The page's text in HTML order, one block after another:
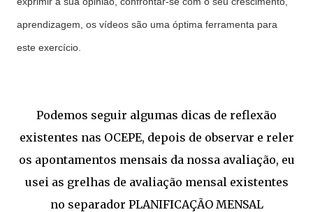
aprendizagem, os vídeos são uma óptima ferramenta para
este exercício.
Podemos seguir algumas dicas de reflexão
existentes nas OCEPE, depois de observar e reler
os apontamentos mensais da nossa avaliação, eu
usei as grelhas de avaliação mensal existentes
no separador PLANIFICAÇÃO MENSAL